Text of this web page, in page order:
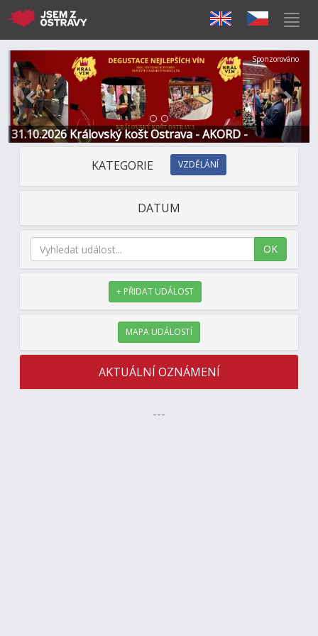
31.10.2026 Královský košt Ostrava - AKORD -
Restaurace a Hotel
Předchozí Další
Sponzorováno
KATEGORIE VZDĚLÁNÍ
DATUM
OK
+ PŘIDAT UDÁLOST
MAPA UDÁLOSTÍ
AKTUÁLNÍ OZNÁMENÍ
---